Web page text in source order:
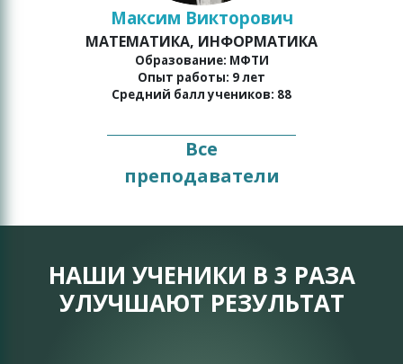
Максим Викторович
МАТЕМАТИКА, ИНФОРМАТИКА
Образование: МФТИ
Опыт работы: 9 лет
Средний балл учеников: 88
Все
преподаватели
НАШИ УЧЕНИКИ В 3 РАЗА
УЛУЧШАЮТ РЕЗУЛЬТАТ